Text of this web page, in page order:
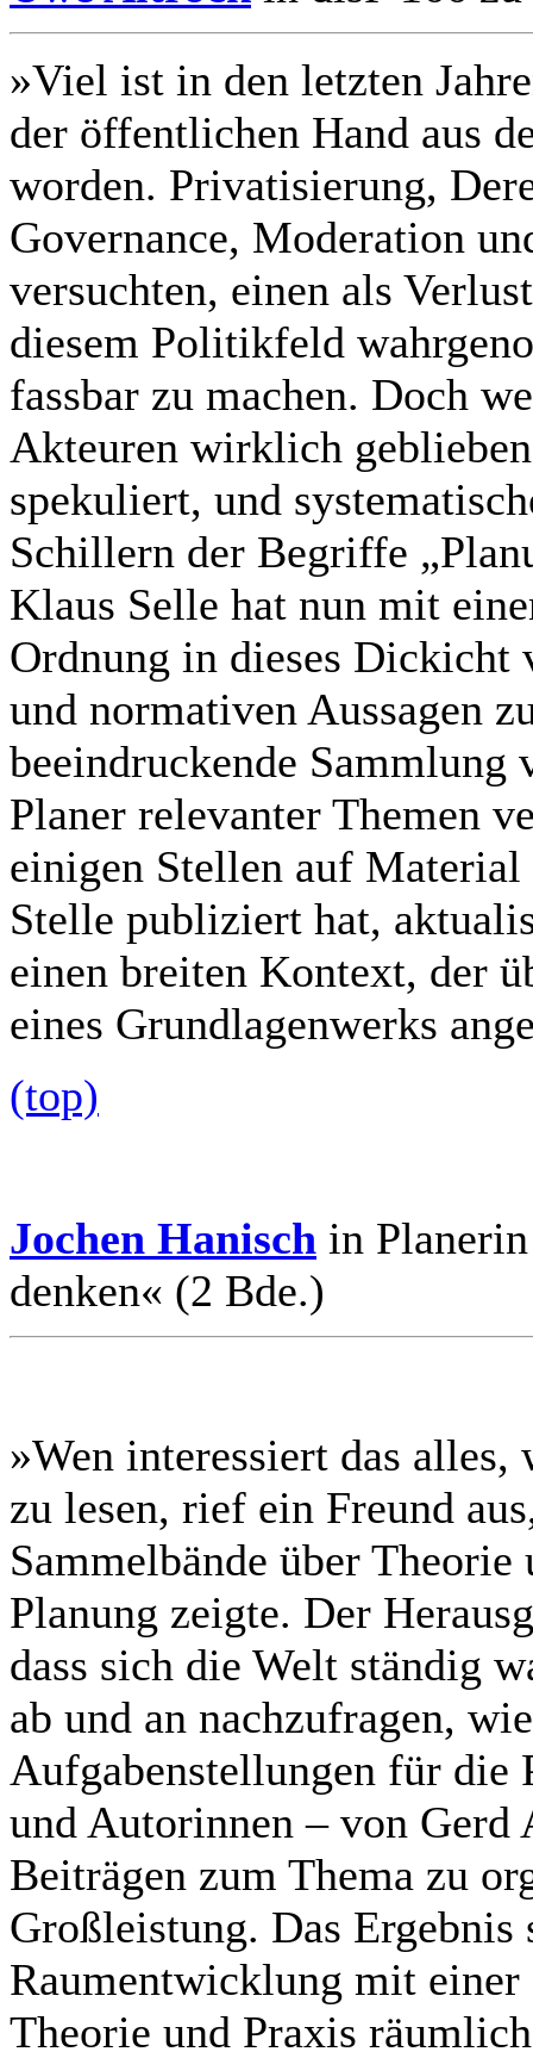
»Viel ist in den letzten
der öffentlichen Hand aus
worden. Privatisierung,
Governance, Moderation
versuchten, einen als
diesem Politikfeld
fassbar zu machen. Doch
Akteuren wirklich
spekuliert, und
Schillern der Begriffe
Klaus Selle hat nun mit
Ordnung in dieses Dickicht
und normativen Aussagen
beeindruckende
Planer relevanter Themen
einigen Stellen auf Material
Stelle publiziert hat,
einen breiten Kontext, der
eines Grundlagenwerks
(top)
Jochen Hanisch in
denken« (2 Bde.)
»Wen interessiert das
zu lesen, rief ein Freund
Sammelbände über
Planung zeigte. Der
dass sich die Welt ständig
ab und an nachzufragen,
Aufgabenstellungen für die
und Autorinnen – von
Beiträgen zum Thema zu
Großleistung. Das
Raumentwicklung mit einer
Theorie und Praxis